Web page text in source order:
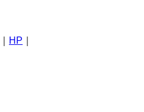
HP